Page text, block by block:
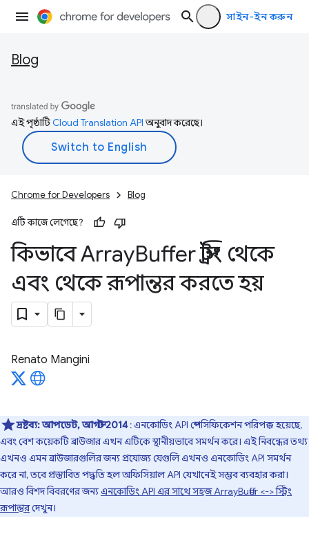
সাইন-ইন করুন
Blog
এই পৃষ্ঠাটিCloud Translation APIঅনুবাদ করেছে।
Chrome for Developers Blog
এটি কাজে লেগেছে?
কিভাবে ArrayBuffer স্ট্রিং থেকে
এবং থেকে রূপান্তর করতে হয়
Renato Mangini
দ্রষ্টব্য:আপডেট, আগস্ট 2014: এনকোডিং API স্পেসিফিকেশন পরিপক্ক হয়েছে,
এবং বেশ কয়েকটি ব্রাউজার এখন এটিকে স্থানীয়ভাবে সমর্থন করে। এই নিবন্ধের তথ্য
এখনও এমন ব্রাউজারগুলির জন্য প্রযোজ্য যেগুলি এখনও এনকোডিং API সমর্থন
করে না, তবে প্রস্তাবিত পদ্ধতি হল অফিসিয়াল API যেখানেই সম্ভব ব্যবহার করা।
আরও বিশদ বিবরণের জন্যএনকোডিং API এর সাথে সহজ ArrayBuffer <-> স্ট্রিং
রূপান্তরদেখুন।